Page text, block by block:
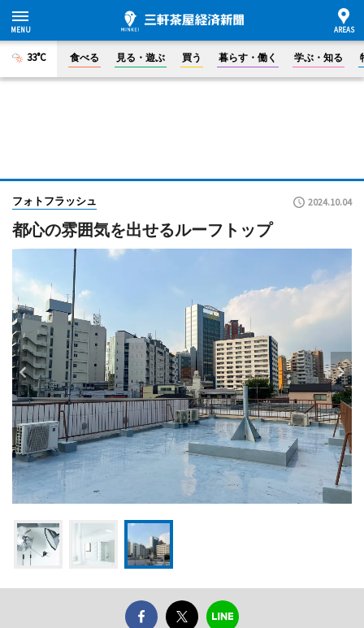
33°C 食べる 見る・遊ぶ 買う 暮らす・働く 学ぶ・知る
フォトフラッシュ 2024.10.04
都心の雰囲気を出せるルーフトップ